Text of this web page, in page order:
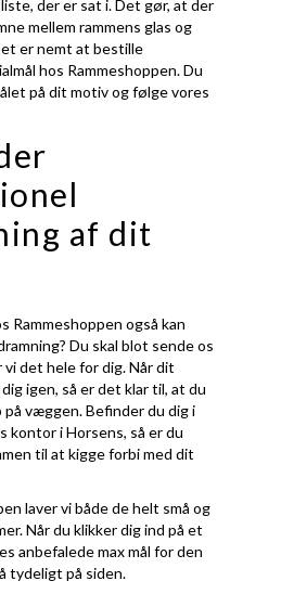
der er sat i. Det gør, at der
mellem rammens glas og
er nemt at bestille
hos Rammeshoppen. Du
på dit motiv og følge vores
af dit
Rammeshoppen også kan
Du skal blot sende os
vi det hele for dig. Når dit
igen, så er det klar til, at du
væggen. Befinder du dig i
kontor i Horsens, så er du
til at kigge forbi med dit
laver vi både de helt små og
Når du klikker dig ind på et
anbefalede max mål for den
tydeligt på siden.